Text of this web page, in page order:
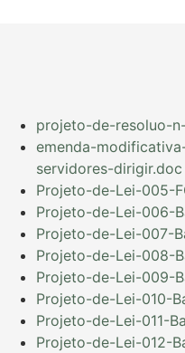
projeto-de-resoluo-
emenda-
servidores-dirigir.doc
Projeto-de-Lei-005-
Projeto-de-Lei-006-
Projeto-de-Lei-007-
Projeto-de-Lei-008-
Projeto-de-Lei-009-
Projeto-de-Lei-010-
Projeto-de-Lei-011-
Projeto-de-Lei-012-